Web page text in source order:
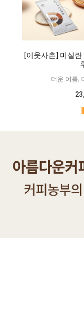
[이웃사촌] 미실
더운 여름,